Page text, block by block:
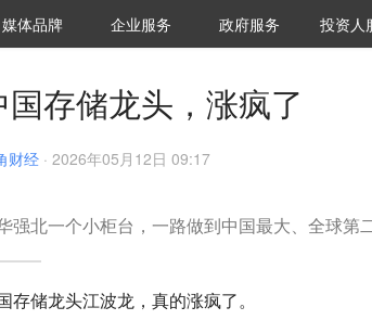
媒体品牌 36Kr研究院
企业服务 城市之窗
政府服务 VClub投资
投资机构职
投资人
国存储龙头，涨疯了
财经 · 2026年05月12日 09:17
强北一个小柜台，一路做到中国最大、全球第
存储龙头江波龙，真的涨疯了。